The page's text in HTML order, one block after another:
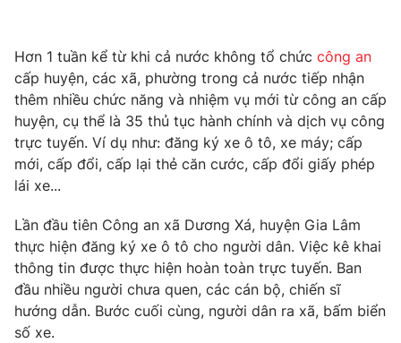
Góc doanh nghiệp
Truyền hình
Phim VTV
Hậu trường
Nhân vật
Khán giả
Giải sao mai
Giải trí
Điện ảnh
Âm nhạc
Sao
Đời sống
Làm đẹp
Chất lượng cuộc sống
Giáo dục
Tuyển sinh
Học trực tuyến
Công nghệ
Hitech Công nghệ tương lai
Giao lưu trực tuyến
Hơn 1 tuần kể từ khi cả nước không tổ chức công an
cấp huyện, các xã, phường trong cả nước tiếp nhận
thêm nhiều chức năng và nhiệm vụ mới từ công an cấp
huyện, cụ thể là 35 thủ tục hành chính và dịch vụ công
trực tuyến. Ví dụ như: đăng ký xe ô tô, xe máy; cấp
mới, cấp đổi, cấp lại thẻ căn cước, cấp đổi giấy phép
lái xe...
Lần đầu tiên Công an xã Dương Xá, huyện Gia Lâm
thực hiện đăng ký xe ô tô cho người dân. Việc kê khai
thông tin được thực hiện hoàn toàn trực tuyến. Ban
đầu nhiều người chưa quen, các cán bộ, chiến sĩ
hướng dẫn. Bước cuối cùng, người dân ra xã, bấm biển
số xe.